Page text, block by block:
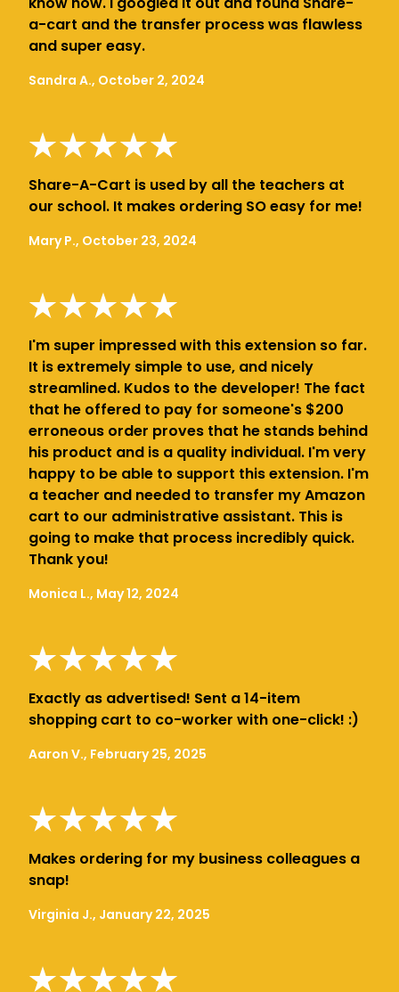
a-cart and the transfer process was flawless
and super easy.
Sandra A., October 2, 2024
Share-A-Cart is used by all the teachers at
our school. It makes ordering SO easy for me!
Mary P., October 23, 2024
I'm super impressed with this extension so far.
It is extremely simple to use, and nicely
streamlined. Kudos to the developer! The fact
that he offered to pay for someone's $200
erroneous order proves that he stands behind
his product and is a quality individual. I'm very
happy to be able to support this extension. I'm
a teacher and needed to transfer my Amazon
cart to our administrative assistant. This is
going to make that process incredibly quick.
Thank you!
Monica L., May 12, 2024
Exactly as advertised! Sent a 14-item
shopping cart to co-worker with one-click! :)
Aaron V., February 25, 2025
Makes ordering for my business colleagues a
snap!
Virginia J., January 22, 2025